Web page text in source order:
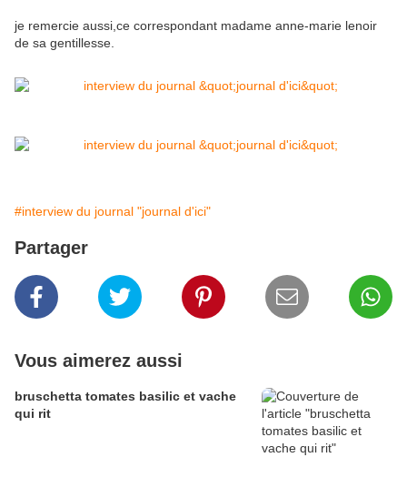
je remercie aussi,ce correspondant madame anne-marie lenoir
de sa gentillesse.
#interview du journal "journal d'ici"
Partager
Vous aimerez aussi
bruschetta tomates basilic et vache
qui rit